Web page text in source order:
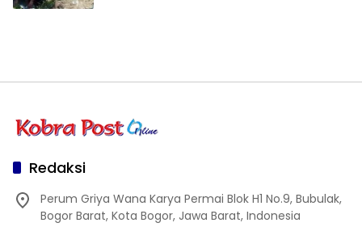
Redaksi
Perum Griya Wana Karya Permai Blok H1 No.9, Bubulak,
Bogor Barat, Kota Bogor, Jawa Barat, Indonesia